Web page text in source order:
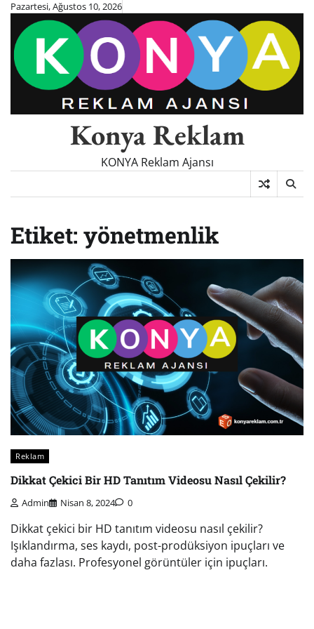
Skip
content
Pazartesi, Ağustos 10, 2026
Konya Reklam
KONYA Reklam Ajansı
Etiket: yönetmenlik
Reklam
Dikkat Çekici Bir HD Tanıtım Videosu Nasıl Çekilir?
Admin Nisan 8, 2024 0
Dikkat çekici bir HD tanıtım videosu nasıl çekilir?
Işıklandırma, ses kaydı, post-prodüksiyon ipuçları ve
daha fazlası. Profesyonel görüntüler için ipuçları.